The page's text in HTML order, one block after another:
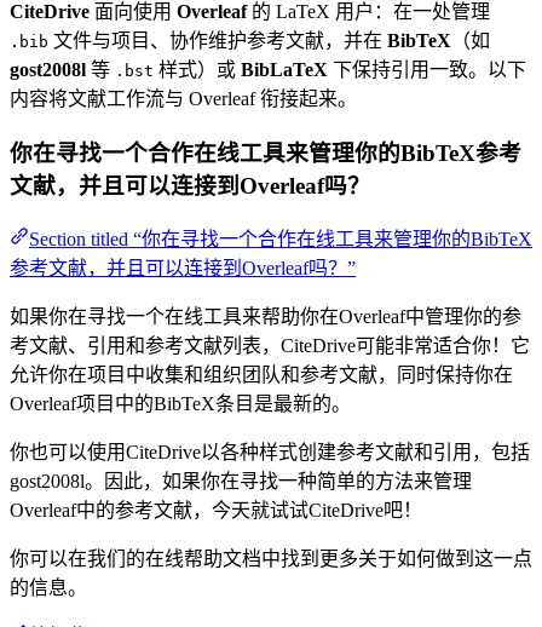
CiteDrive 面向使用 Overleaf的 LaTeX 用户：在一处管理
.bib 文件与项目、协作维护参考文献，并在 BibTeX （如
gost2008l 等 .bst 样式）或 BibLaTeX 下保持引用一致。以下
内容将文献工作流与 Overleaf 衔接起来。
你在寻找一个合作在线工具来管理你的BibTeX参考
文献，并且可以连接到Overleaf吗？
Section titled “你在寻找一个合作在线工具来管理你的BibTeX
参考文献，并且可以连接到Overleaf吗？”
如果你在寻找一个在线工具来帮助你在Overleaf中管理你的参
考文献、引用和参考文献列表，CiteDrive可能非常适合你！它
允许你在项目中收集和组织团队和参考文献，同时保持你在
Overleaf项目中的BibTeX条目是最新的。
你也可以使用CiteDrive以各种样式创建参考文献和引用，包括
gost2008l。因此，如果你在寻找一种简单的方法来管理
Overleaf中的参考文献，今天就试试CiteDrive吧！
你可以在我们的在线帮助文档中找到更多关于如何做到这一点
的信息。